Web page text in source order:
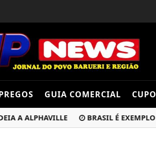
GUIA COMERCIAL
ALPHAVILLE BRASIL É EXEMPLO